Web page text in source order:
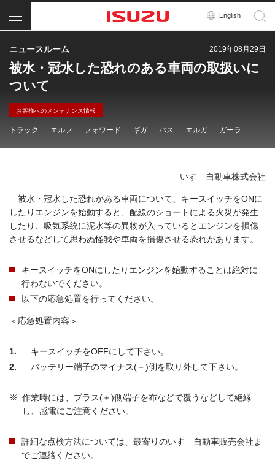
English
2019年08月29日
ニュースルーム
被水・冠水した恐れのある車両の取扱いに
ついて
お客様へのメンテナンス情報
トラック エルフ フォワード ギガ バス エルガ ガーラ
いすゞ自動車株式会社
被水・冠水した恐れがある車両について、キースイッチをONに
したりエンジンを始動すると、配線のショートによる火災が発生
したり、吸気系統に泥水等の異物が入っているとエンジンを損傷
させるなどして思わぬ怪我や車両を損傷させる恐れがあります。
キースイッチをONにしたりエンジンを始動することは絶対に
行わないでください。
以下の応急処置を行ってください。
＜応急処置内容＞
1
キースイッチをOFFにして下さい。
2
バッテリー端子のマイナス(－)側を取り外して下さい。
※ 作業時には、プラス(＋)側端子を布などで覆うなどして絶縁
し、感電にご注意ください。
詳細な点検方法については、最寄りのいすゞ自動車販売会社ま
でご連絡ください。